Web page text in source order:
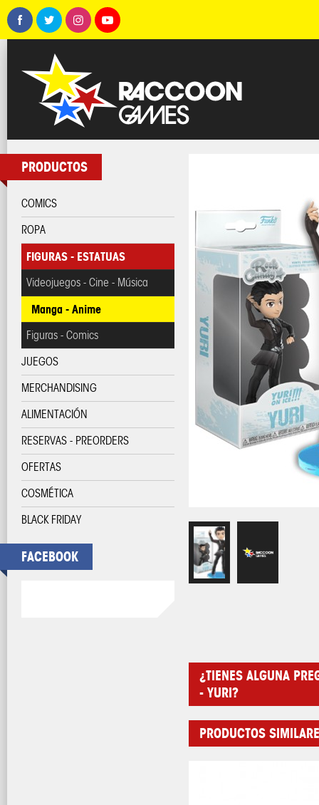
PRODUCTOS
COMICS
ROPA
FIGURAS - ESTATUAS
Videojuegos - Cine - Música
Manga - Anime
Figuras - Comics
JUEGOS
MERCHANDISING
ALIMENTACIÓN
RESERVAS - PREORDERS
OFERTAS
COSMÉTICA
BLACK FRIDAY
FACEBOOK
¿TIENES ALGUNA
- YURI?
PRODUCTOS